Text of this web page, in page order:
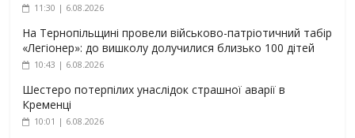
11:30 | 6.08.2026
На Тернопільщині провели військово-патріотичний табір
«Легіонер»: до вишколу долучилися близько 100 дітей
10:43 | 6.08.2026
Шестеро потерпілих унаслідок страшної аварії в
Кременці
10:01 | 6.08.2026